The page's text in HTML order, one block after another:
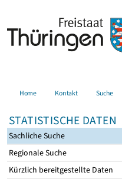
Home Kontakt Suche
STATISTISCHE DATEN
Sachliche Suche
Regionale Suche
Kürzlich bereitgestellte Daten